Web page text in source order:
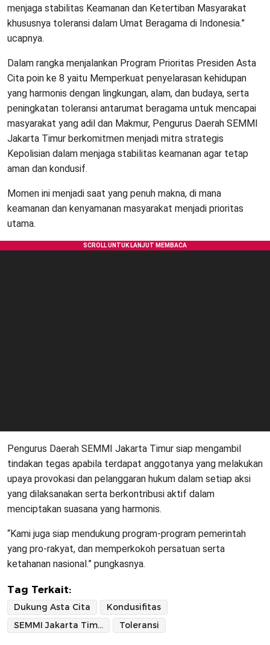
menjaga stabilitas Keamanan dan Ketertiban Masyarakat
khususnya toleransi dalam Umat Beragama di Indonesia.”
ucapnya.
Dalam rangka menjalankan Program Prioritas Presiden Asta
Cita poin ke 8 yaitu Memperkuat penyelarasan kehidupan
yang harmonis dengan lingkungan, alam, dan budaya, serta
peningkatan toleransi antarumat beragama untuk mencapai
masyarakat yang adil dan Makmur, Pengurus Daerah SEMMI
Jakarta Timur berkomitmen menjadi mitra strategis
Kepolisian dalam menjaga stabilitas keamanan agar tetap
aman dan kondusif.
Momen ini menjadi saat yang penuh makna, di mana
keamanan dan kenyamanan masyarakat menjadi prioritas
utama.
Pengurus Daerah SEMMI Jakarta Timur siap mengambil
tindakan tegas apabila terdapat anggotanya yang melakukan
upaya provokasi dan pelanggaran hukum dalam setiap aksi
yang dilaksanakan serta berkontribusi aktif dalam
menciptakan suasana yang harmonis.
“Kami juga siap mendukung program-program pemerintah
yang pro-rakyat, dan memperkokoh persatuan serta
ketahanan nasional.” pungkasnya.
Tag Terkait:
Dukung Asta Cita
Kondusifitas
SEMMI Jakarta Timur
Toleransi